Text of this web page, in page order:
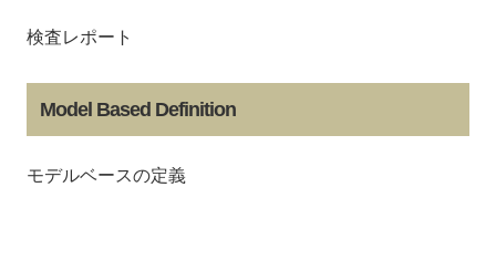
検査レポート
Model Based Definition
モデルベースの定義